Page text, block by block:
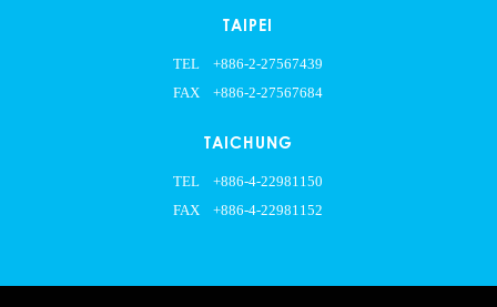
TAIPEI
TEL
+886-2-27567439
FAX
+886-2-27567684
TAICHUNG
TEL
+886-4-22981150
FAX
+886-4-22981152